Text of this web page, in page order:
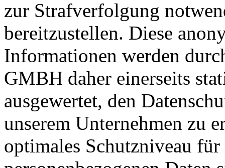
zur Strafverfolgung
bereitzustellen. Diese
Informationen werden
GMBH daher einerseits
ausgewertet, den
unserem Unternehmen zu
optimales Schutzniveau